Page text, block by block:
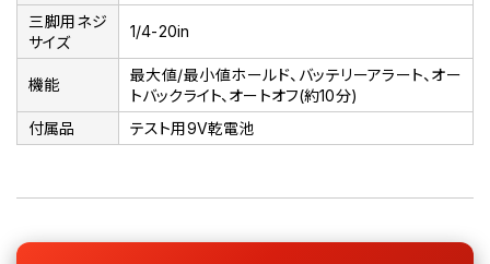
三脚用ネジ
サイズ
1/4-20in
機能
最大値/最小値ホールド、バッテリーアラート、オー
トバックライト、オートオフ(約10分)
付属品
テスト用9V乾電池